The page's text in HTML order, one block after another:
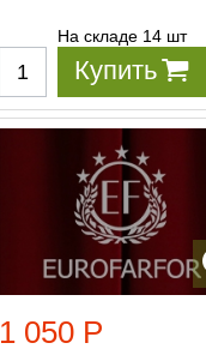
На складе 14 шт
Купить
1 050 Р